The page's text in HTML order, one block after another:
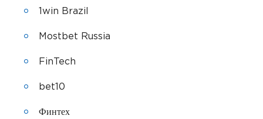
1win Brazil
Mostbet Russia
FinTech
bet10
Финтех